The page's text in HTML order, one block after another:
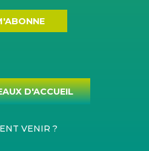
D'ACCUEIL
VENIR ?